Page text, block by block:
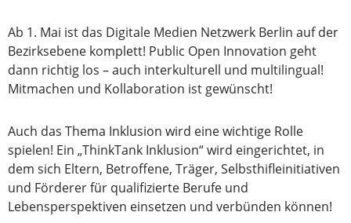
Ab 1. Mai ist das Digitale Medien Netzwerk Berlin auf der
Bezirksebene komplett! Public Open Innovation geht
dann richtig los – auch interkulturell und multilingual!
Mitmachen und Kollaboration ist gewünscht!
Auch das Thema Inklusion wird eine wichtige Rolle
spielen! Ein „ThinkTank Inklusion“ wird eingerichtet, in
dem sich Eltern, Betroffene, Träger, Selbsthifleinitiativen
und Förderer für qualifizierte Berufe und
Lebensperspektiven einsetzen und verbünden können!